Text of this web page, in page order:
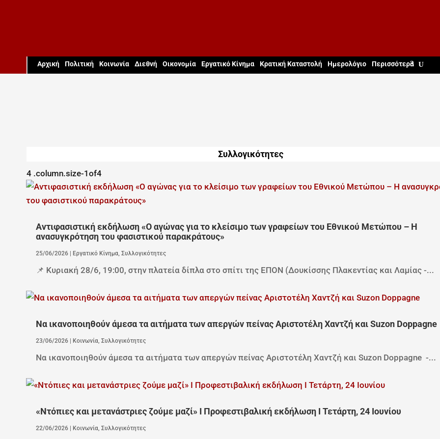
Aρχική Πολιτική Κοινωνία Διεθνή Οικονομία Εργατικό Κίνημα Κρατική Καταστολή Ημερολόγιο Περισσότερα
Συλλογικότητες
Αντιφασιστική εκδήλωση «Ο αγώνας για το κλείσιμο των γραφείων του Εθνικού Μετώπου – Η
ανασυγκρότηση του φασιστικού παρακράτους»
25/06/2026| Εργατικό Κίνημα, Συλλογικότητες
📌 Κυριακή 28/6, 19:00, στην πλατεία δίπλα στο σπίτι της ΕΠΟΝ (Δουκίσσης Πλακεντίας και Λαμίας -...
Να ικανοποιηθούν άμεσα τα αιτήματα των απεργών πείνας Αριστοτέλη Χαντζή και Suzon Doppagne
23/06/2026| Κοινωνία, Συλλογικότητες
Να ικανοποιηθούν άμεσα τα αιτήματα των απεργών πείνας Αριστοτέλη Χαντζή και Suzon Doppagne -...
«Ντόπιες και μετανάστριες ζούμε μαζί» Ι Προφεστιβαλική εκδήλωση Ι Τετάρτη, 24 Ιουνίου
22/06/2026| Κοινωνία, Συλλογικότητες